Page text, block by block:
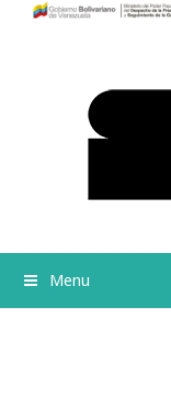
Menu